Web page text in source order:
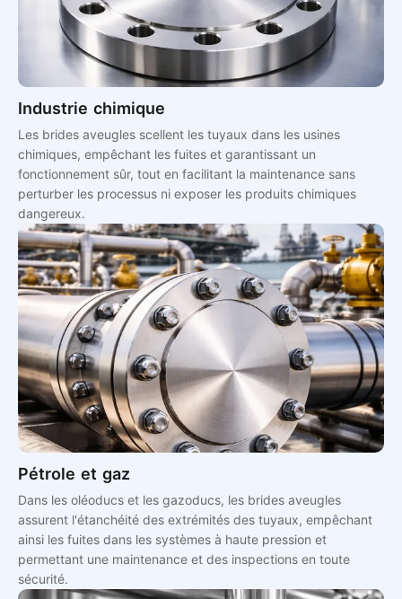
Industrie chimique
Les brides aveugles scellent les tuyaux dans les usines
chimiques, empêchant les fuites et garantissant un
fonctionnement sûr, tout en facilitant la maintenance sans
perturber les processus ni exposer les produits chimiques
dangereux.
Pétrole et gaz
Dans les oléoducs et les gazoducs, les brides aveugles
assurent l'étanchéité des extrémités des tuyaux, empêchant
ainsi les fuites dans les systèmes à haute pression et
permettant une maintenance et des inspections en toute
sécurité.